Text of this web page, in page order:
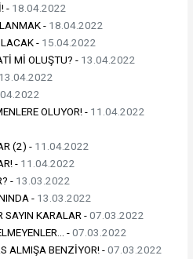
- 18.04.2022
- 18.04.2022
- 15.04.2022
Mİ OLUŞTU? - 13.04.2022
13.04.2022
OLUYOR! - 11.04.2022
(2) - 11.04.2022
- 11.04.2022
- 13.03.2022
- 13.03.2022
SAYIN KARALAR -07.03.2022
-07.03.2022
ALMIŞA BENZİYOR! -07.03.2022